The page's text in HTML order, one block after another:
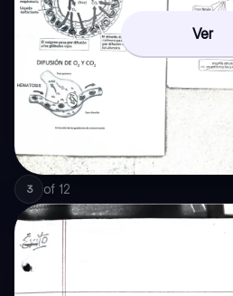
Ver
3 of 12